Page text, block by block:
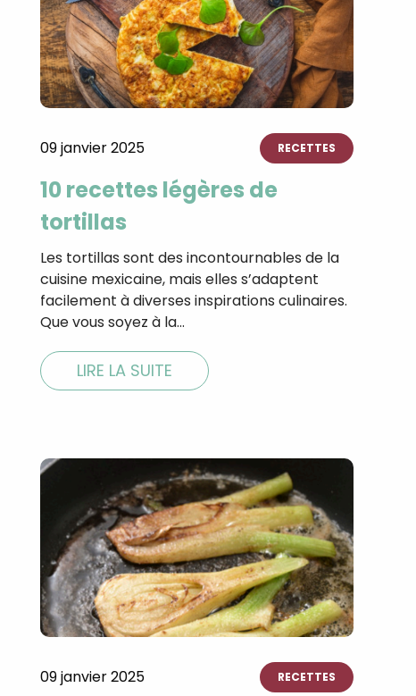
09 janvier 2025 RECETTES
10 recettes légères de
tortillas
Les tortillas sont des incontournables de la
cuisine mexicaine, mais elles s’adaptent
facilement à diverses inspirations culinaires.
Que vous soyez à la…
LIRE LA SUITE
09 janvier 2025 RECETTES